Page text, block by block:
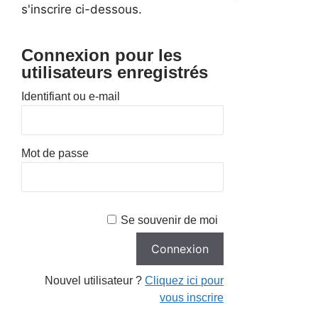
s'inscrire ci-dessous.
Connexion pour les
utilisateurs enregistrés
Identifiant ou e-mail
Mot de passe
Se souvenir de moi
Nouvel utilisateur ?Cliquez ici pour
vous inscrire